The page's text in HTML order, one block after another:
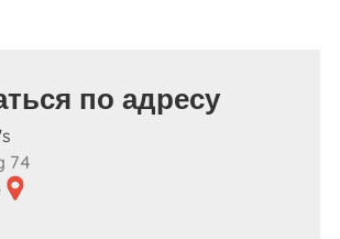
по адресу
74